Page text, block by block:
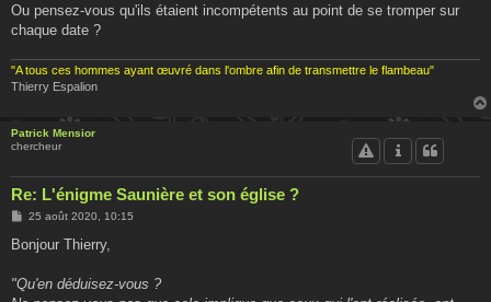
Ou pensez-vous qu'ils étaient incompétents au point de se tromper sur
chaque date ?
"A tous ces hommes ayant œuvré dans l'ombre afin de transmettre le flambeau"
Thierry Espalion
Patrick Mensior
chercheur
Re: L'énigme Saunière et son église ?
M
s
g
e
25 août 2020, 10:15
Bonjour Thierry,
"Qu'en déduisez-vous ?